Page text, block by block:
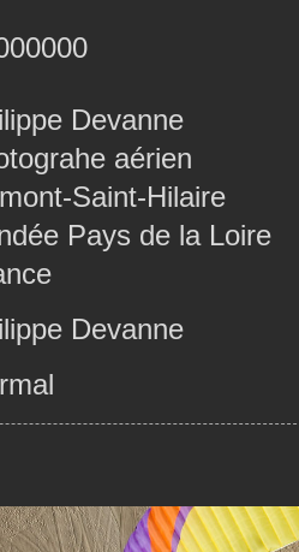
Devanne
aérien
Saint-Hilaire
Pays de la Loire
Devanne